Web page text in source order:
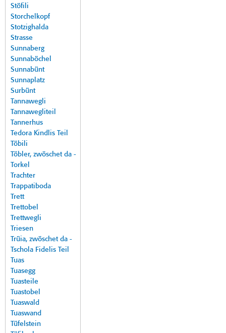
Stöfili
Storchelkopf
Stotzighalda
Strasse
Sunnaberg
Sunnaböchel
Sunnabünt
Sunnaplatz
Surbünt
Tannawegli
Tannawegliteil
Tannerhus
Tedora Kindlis Teil
Töbili
Töbler, zwöschet da -
Torkel
Trachter
Trappatiboda
Trett
Trettobel
Trettwegli
Triesen
Trüia, zwöschet da -
Tschola Fidelis Teil
Tuas
Tuasegg
Tuasteile
Tuastobel
Tuaswald
Tuaswand
Tüfelstein